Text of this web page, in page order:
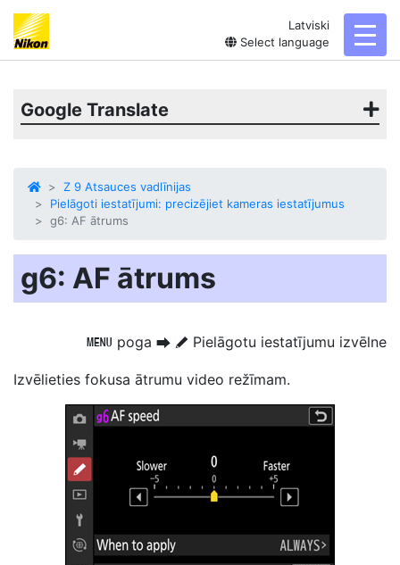
Latviski
Select language
Google Translate
Z 9 Atsauces vadlīnijas
Pielāgoti iestatījumi: precizējiet kameras iestatījumus
g6: AF ātrums
g6: AF ātrums
G poga U A Pielāgotu iestatījumu izvēlne
Izvēlieties fokusa ātrumu video režīmam.